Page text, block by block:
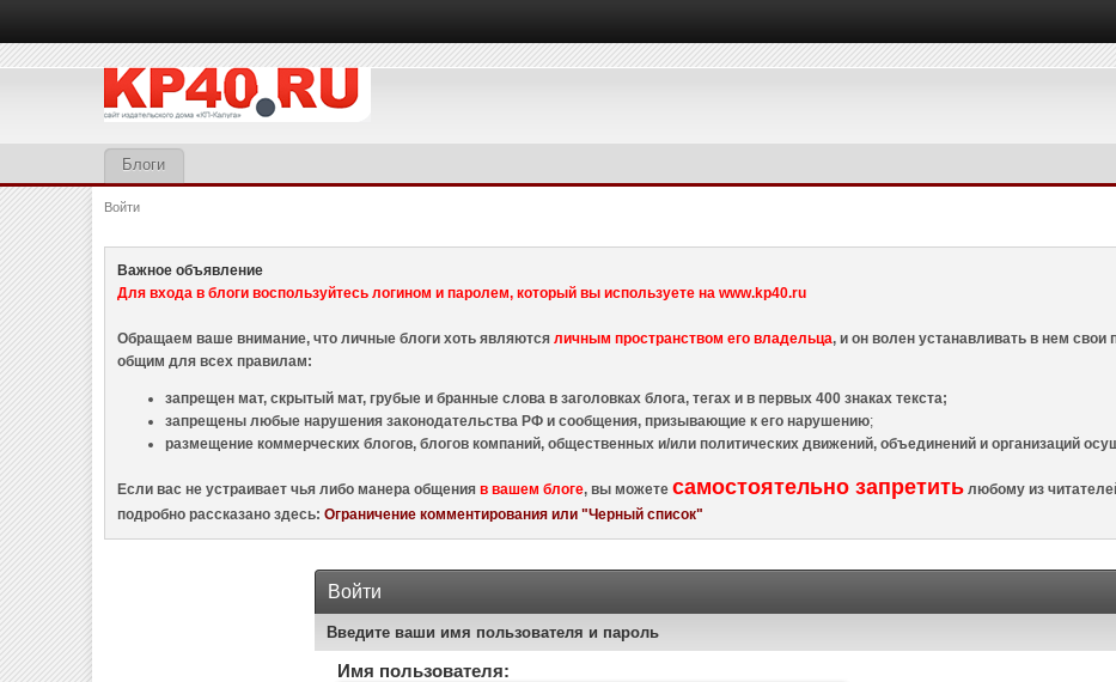
Блоги
Войти
Важное объявление
Для входа в блоги воспользуйтесь логином и паролем, который вы используете на www.kp40.ru
Обращаем ваше внимание, что личные блоги хоть являютсяличным пространством его владельца, и он волен устанавливать в нем
общим для всех правилам:
запрещен мат, скрытый мат, грубые и бранные слова в заголовках блога, тегах и в первых 400 знаках текста;
запрещены любые нарушения законодательства РФ и сообщения, призывающие к его нарушению;
размещение коммерческих блогов, блогов компаний, общественных и/или политических движений, объединений и организаций
Если вас не устраивает чья либо манера общенияв вашем блоге, вы можетесамостоятельно запретить любому из
подробно рассказано здесь:Ограничение комментирования или "Черный список"
Войти
Введите ваши имя пользователя и пароль
Имя пользователя: